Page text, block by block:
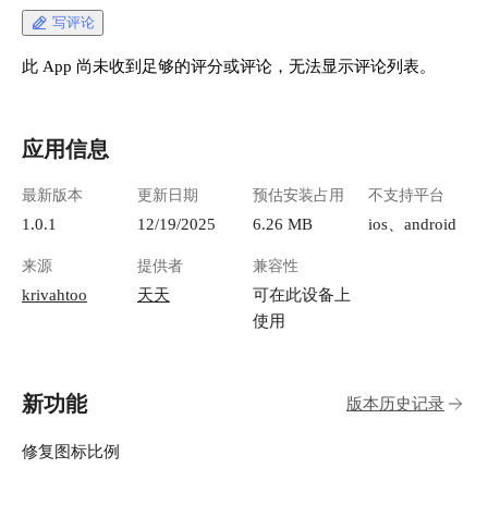
写评论
此 App 尚未收到足够的评分或评论，无法显示评论列表。
应用信息
最新版本
1.0.1
更新日期
12/19/2025
预估安装占用
6.26 MB
不支持平台
ios、android
来源
krivahtoo
提供者
天天
兼容性
可在此设备上
使用
新功能 版本历史记录
修复图标比例